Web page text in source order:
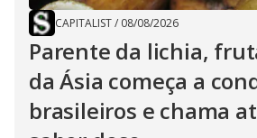
CAPITALIST/ 08/08/2026
Parente da lichia,
da Ásia começa a
brasileiros e chama